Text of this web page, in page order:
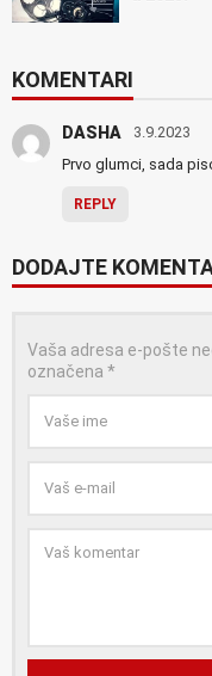
KOMENTARI
DASHA 3.9.2023
Prvo glumci, sada
REPLY
DODAJTE
Vaša adresa e-pošte
označena *